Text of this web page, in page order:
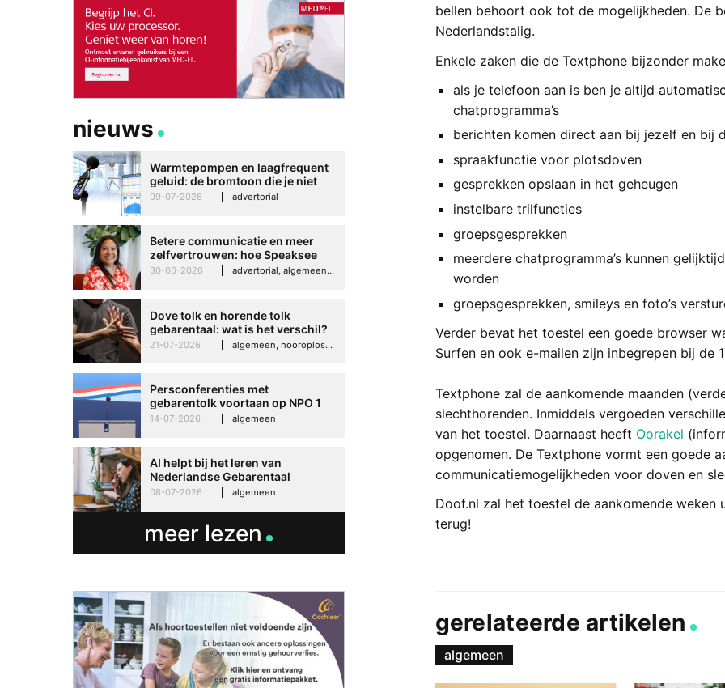
bellen behoort ook tot de mogelijkheden. De
Nederlandstalig.
Enkele zaken die de Textphone bijzonder
als je telefoon aan is ben je altijd
chatprogramma’s
berichten komen direct aan bij jezelf en bij
spraakfunctie voor plotsdoven
gesprekken opslaan in het geheugen
instelbare trilfuncties
groepsgesprekken
meerdere chatprogramma’s kunnen
worden
groepsgesprekken, smileys en foto’s
Verder bevat het toestel een goede browser
Surfen en ook e-mailen zijn inbegrepen bij de
Textphone zal de aankomende maanden
slechthorenden. Inmiddels vergoeden
van het toestel. Daarnaast heeft Oorakel
opgenomen. De Textphone vormt een goede
communicatiemogelijkheden voor doven en
Doof.nl zal het toestel de aankomende
terug!
gerelateerde artikelen
algemeen
nieuws
Warmtepompen en laagfrequent
geluid: de bromtoon die je niet
kunt negeren
09-07-2026 advertorial
Betere communicatie en meer
zelfvertrouwen: hoe Speaksee
Imelda helpt om te groeien in
30-06-2026 advertorial, algemeen, hooroplossingen, interview
Dove tolk en horende tolk
gebarentaal: wat is het verschil?
21-07-2026 algemeen, hooroplossingen, hoorproblemen, samenleving & maatschappij
Persconferenties met
gebarentolk voortaan op NPO 1
Extra
14-07-2026 algemeen
AI helpt bij het leren van
Nederlandse Gebarentaal
08-07-2026 algemeen
meer lezen